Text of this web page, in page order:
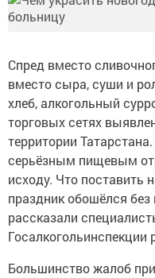
Спред вместо
вместо сыра, суши и
хлеб, алкогольный
торговых сетях
территории
серьёзным пищевым
исходу. Что поставить
праздник обошёлся
рассказали
Госалкогольинспекции
Большинство жалоб